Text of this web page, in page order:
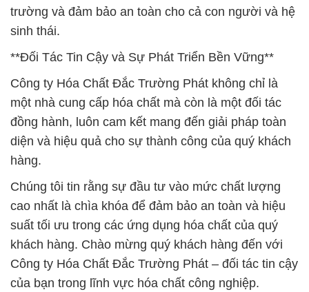
trường và đảm bảo an toàn cho cả con người và hệ
sinh thái.
**Đối Tác Tin Cậy và Sự Phát Triển Bền Vững**
Công ty Hóa Chất Đắc Trường Phát không chỉ là
một nhà cung cấp hóa chất mà còn là một đối tác
đồng hành, luôn cam kết mang đến giải pháp toàn
diện và hiệu quả cho sự thành công của quý khách
hàng.
Chúng tôi tin rằng sự đầu tư vào mức chất lượng
cao nhất là chìa khóa để đảm bảo an toàn và hiệu
suất tối ưu trong các ứng dụng hóa chất của quý
khách hàng. Chào mừng quý khách hàng đến với
Công ty Hóa Chất Đắc Trường Phát – đối tác tin cậy
của bạn trong lĩnh vực hóa chất công nghiệp.